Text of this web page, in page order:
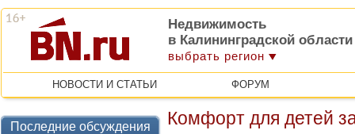
Недвижимость
в Калининградской области
выбрать регион
НОВОСТИ И СТАТЬИ ФОРУМ
Последние обсуждения Комфорт для детей